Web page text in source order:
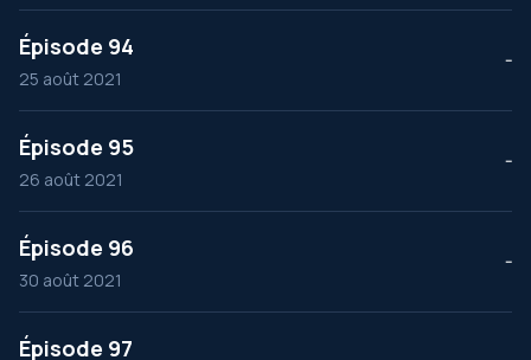
Épisode 94
25 août 2021
--
Épisode 95
26 août 2021
--
Épisode 96
30 août 2021
--
Épisode 97